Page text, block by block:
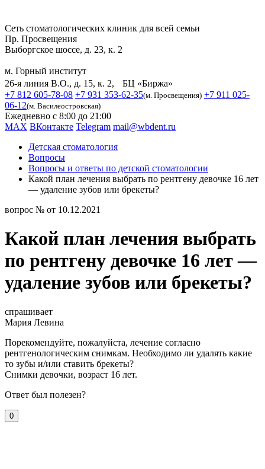
Сеть стоматологических клиник для всей семьи
Пр. Просвещения
Выборгское шоссе, д. 23, к. 2
м. Горный институт
26-я линия В.О., д. 15, к. 2, БЦ «Биржа»
+7 812 605-78-08 +7 931 353-62-35(м. Просвещения) +7 911 025-
06-12(м. Василеостровская)
Ежедневно с 8:00 до 21:00
MAX ВКонтакте Telegram mail@wbdent.ru
Детская стоматология
Вопросы
Вопросы и ответы по детской стоматологии
Какой план лечения выбрать по рентгену девочке 16 лет
— удаление зубов или брекеты?
вопрос № от 10.12.2021
Какой план лечения выбрать
по рентгену девочке 16 лет —
удаление зубов или брекеты?
спрашивает
Мария Левина
Порекомендуйте, пожалуйста, лечение согласно
рентгенологическим снимкам. Необходимо ли удалять какие
то зубы и/или ставить брекеты?
Снимки девочки, возраст 16 лет.
Ответ был полезен?
0